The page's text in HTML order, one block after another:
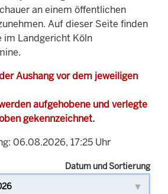
an einem öffentlichen
Auf dieser Seite finden
im Landgericht Köln
Aushang vor dem jeweiligen
aufgehobene und verlegte
gekennzeichnet.
06.08.2026, 17:25 Uhr
Datum und Sortierung